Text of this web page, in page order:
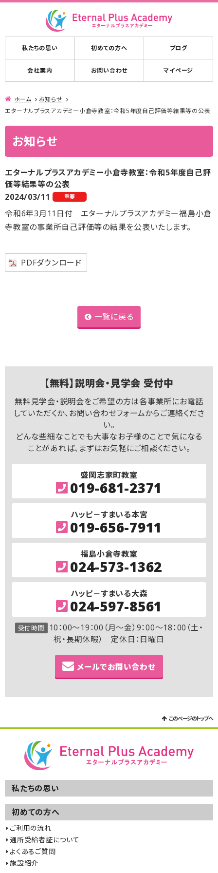
私たちの思い 初めての方へ ブログ
会社案内 お問い合わせ マイページ
ホーム
お知らせ
エターナルプラスアカデミー小倉寺教室：令和5年度自己評価等結果等の公表
お知らせ
エターナルプラスアカデミー小倉寺教室：令和5年度自己評
価等結果等の公表
2024/03/11
重要
令和6年3月11日付 エターナルプラスアカデミー福島小倉
寺教室の事業所自己評価等の結果を公表いたします。
PDFダウンロード
一覧に戻る
【無料】説明会・見学会 受付中
無料見学会・説明会をご希望の方は各事業所にお電話
していただくか、お問い合わせフォームからご連絡くださ
い。
どんな些細なことでも大事なお子様のことで気になる
ことがあれば、まずはお気軽にご相談ください。
盛岡志家町教室
019-681-2371
ハッピ－すまいる本宮
019-656-7911
福島小倉寺教室
024-573-1362
ハッピ－すまいる大森
024-597-8561
受付時間
10：00～19：00（月～金）9：00～18：00（土・
祝・長期休暇） 定休日：日曜日
メールでお問い合わせ
このページのトップへ
私たちの思い
初めての方へ
ご利用の流れ
通所受給者証について
よくあるご質問
施設紹介